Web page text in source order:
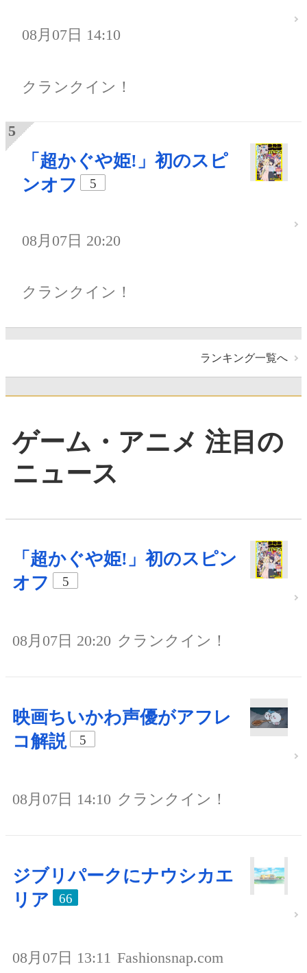
08月07日 14:10
クランクイン！
「超かぐや姫!」初のスピ
ンオフ
5
08月07日 20:20
クランクイン！
ランキング一覧へ
ゲーム・アニメ 注目の
ニュース
「超かぐや姫!」初のスピン
オフ
5
08月07日 20:20 クランクイン！
映画ちいかわ声優がアフレ
コ解説
5
08月07日 14:10 クランクイン！
ジブリパークにナウシカエ
リア
66
08月07日 13:11 Fashionsnap.com